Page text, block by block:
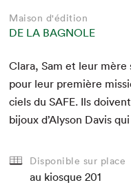
Maison d'édition
DE LA BAGNOLE
Clara, Sam et leur mère
pour leur pre­mière
ciels duSAFE. Ils
bijoux d’Alyson Davis
Disponible sur place
au kiosque 201